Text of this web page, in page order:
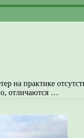
на практике
отличаются …